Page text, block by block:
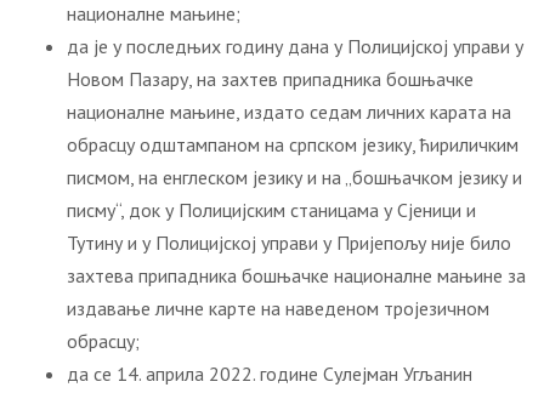
националне мањине;
да је у последњих годину дана у Полицијској управи у
Новом Пазару, на захтев припадника бошњачке
националне мањине, издато седам личних карата на
обрасцу одштампаном на српском језику, ћириличким
писмом, на енглеском језику и на „бошњачком језику и
писму“, док у Полицијским станицама у Сјеници и
Тутину и у Полицијској управи у Пријепољу није било
захтева припадника бошњачке националне мањине за
издавање личне карте на наведеном тројезичном
обрасцу;
да се 14. априла 2022. године Сулејман Угљанин